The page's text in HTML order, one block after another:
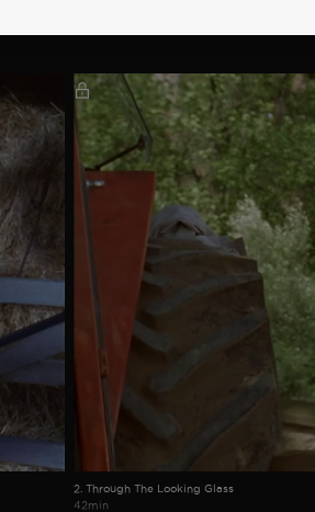
2. Through The Looking Glass
42min